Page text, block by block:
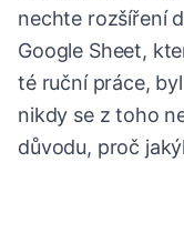
nechte rozšíření
Google Sheet,
té ruční práce,
nikdy se z toho
důvodu, proč